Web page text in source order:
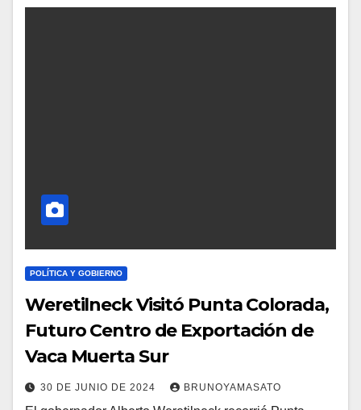
POLÍTICA Y GOBIERNO
Weretilneck Visitó Punta Colorada,
Futuro Centro de Exportación de
Vaca Muerta Sur
30 DE JUNIO DE 2024 BRUNOYAMASATO